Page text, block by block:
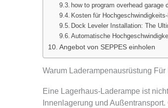
how to program overhead garage
Kosten für
Dock Leveler Installation: The
Automatische
Angebot von SEPPES einholen
Warum Laderampenausrüstung
Eine Lagerhaus-Laderampe ist
Innenlagerung und